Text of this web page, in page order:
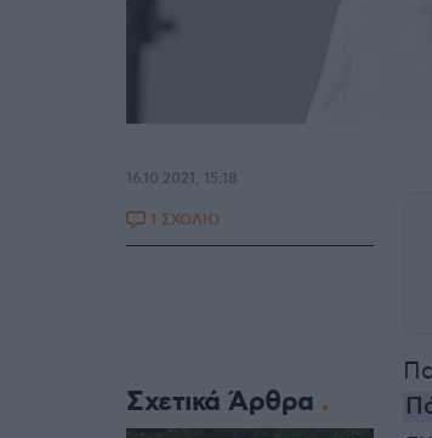
16.10.2021, 15:18
1 ΣΧΟΛΙΟ
Σχετικά Άρθρα